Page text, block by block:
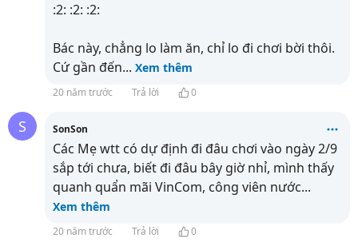
:2: :2: :2:
Bác này, chẳng lo làm ăn, chỉ lo đi chơi bời thôi.
Cứ gần đến... Xem thêm
20 năm trước Trả lời 0
S SonSon
Các Mẹ wtt có dự định đi đâu chơi vào ngày 2/9
sắp tới chưa, biết đi đâu bây giờ nhỉ, mình thấy
quanh quẩn mãi VinCom, công viên nước...
Xem thêm
20 năm trước Trả lời 0